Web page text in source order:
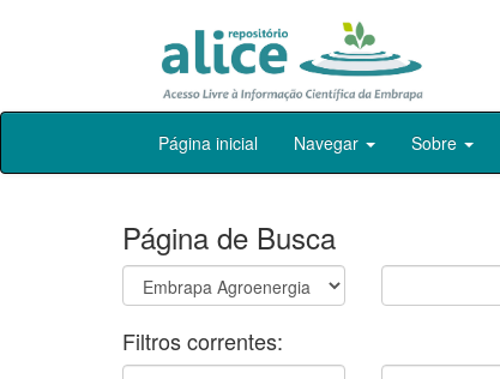
Skip
Página inicial Navegar Sobre
Página de Busca
Filtros correntes: